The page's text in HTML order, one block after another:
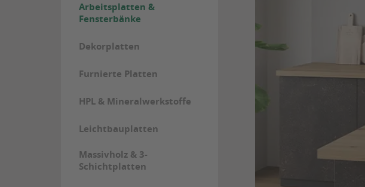
Arbeitsplatten &
Fensterbänke
Dekorplatten
Furnierte Platten
HPL & Mineralwerkstoffe
Leichtbauplatten
Massivholz & 3-
Schichtplatten